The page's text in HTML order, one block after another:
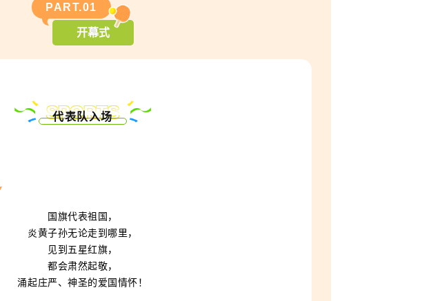
PART.01
开幕式
SPORTS
代表队入场
国旗代表祖国，
炎黄子孙无论走到哪里，
见到五星红旗，
都会肃然起敬，
涌起庄严、神圣的爱国情怀！